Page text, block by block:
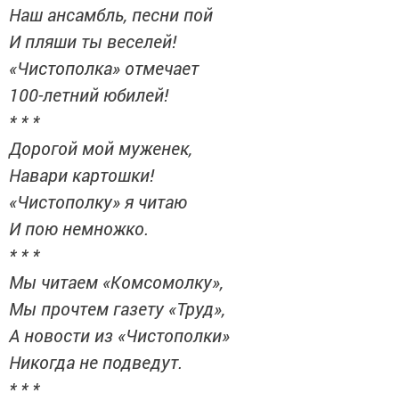
Наш ансамбль, песни пой
И пляши ты веселей!
«Чистополка» отмечает
100-летний юбилей!
* * *
Дорогой мой муженек,
Навари картошки!
«Чистополку» я читаю
И пою немножко.
* * *
Мы читаем «Комсомолку»,
Мы прочтем газету «Труд»,
А новости из «Чистополки»
Никогда не подведут.
* * *